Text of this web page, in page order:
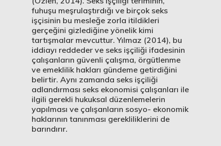
fuhuşu meşrulaştırdığı ve birçok seks
işçisinin bu mesleğe zorla itildikleri
gerçeğini gizlediğine yönelik kimi
tartışmalar mevcuttur. Yılmaz (2014), bu
iddiayı reddeder ve seks işçiliği ifadesinin
çalışanların güvenli çalışma, örgütlenme
ve emeklilik hakları gündeme getirdiğini
belirtir. Aynı zamanda seks işçiliği
adlandırması seks ekonomisi çalışanları ile
ilgili gerekli hukuksal düzenlemelerin
yapılması ve çalışanların sosyo- ekonomik
haklarının tanınması gerekliliklerini de
barındırır.